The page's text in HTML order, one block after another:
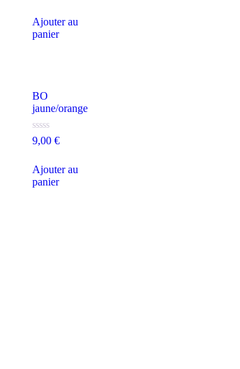
5
Ajouter au
panier
BO
jaune/orange
Note
0
5
9,00 €
Ajouter au
panier